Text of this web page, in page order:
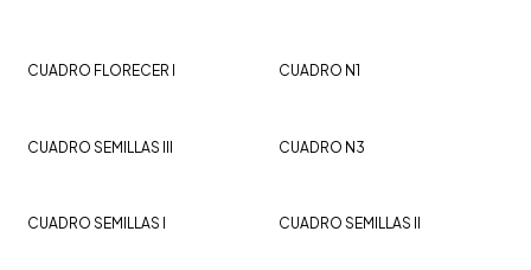
CUADRO FLORECER I CUADRO N1
CUADRO SEMILLAS III CUADRO N3
CUADRO SEMILLAS I CUADRO SEMILLAS II